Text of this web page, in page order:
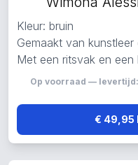
Kleur: bruin
Gemaakt van kunstleer
Met een ritsvak en
Op voorraad — levertijd:
€ 49,95